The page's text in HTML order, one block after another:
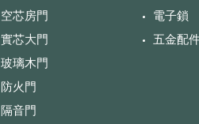
空芯房門
實芯大門
玻璃木門
防火門
隔音門
電子鎖
五金配